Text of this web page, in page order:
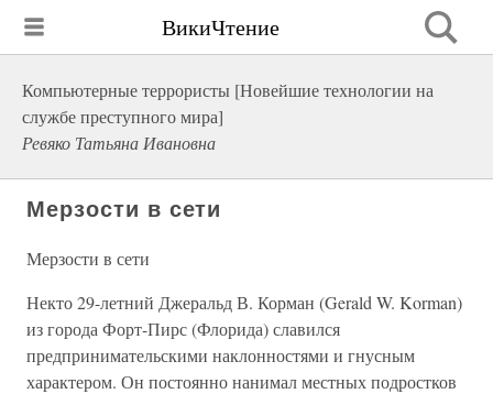
ВикиЧтение
Компьютерные террористы [Новейшие технологии на
службе преступного мира]
Ревяко Татьяна Ивановна
Мерзости в сети
Мерзости в сети
Некто 29-летний Джеральд В. Корман (Gerald W. Korman)
из города Форт-Пирс (Флорида) славился
предпринимательскими наклонностями и гнусным
характером. Он постоянно нанимал местных подростков